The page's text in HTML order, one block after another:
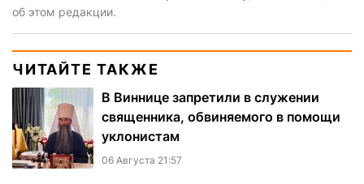
об этом редакции.
ЧИТАЙТЕ ТАКЖЕ
В Виннице запретили в служении
священника, обвиняемого в помощи
уклонистам
06 Августа 21:57